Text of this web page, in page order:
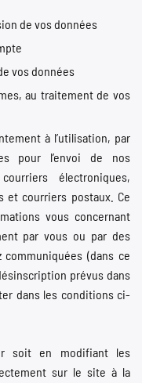
de vos données
vos données
au traitement de vos
à l’utilisation, par
pour l’envoi de nos
électroniques,
et courriers postaux. Ce
vous concernant
par vous ou par des
(dans ce
prévus dans
dans les conditions ci-
soit en modifiant les
sur le site à la